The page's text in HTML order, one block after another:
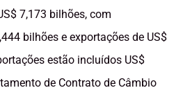
7,173 bilhões, com
bilhões e exportações de US$
estão incluídos US$
de Contrato de Câmbio